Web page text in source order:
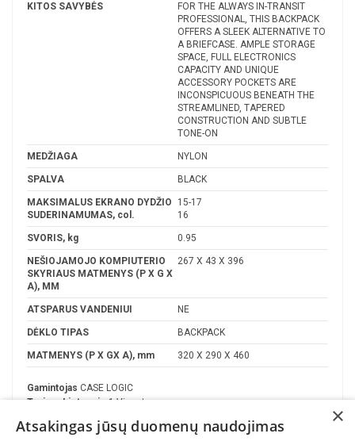
KITOS SAVYBĖS
FOR THE ALWAYS IN-TRANSIT
PROFESSIONAL, THIS BACKPACK
OFFERS A SLEEK ALTERNATIVE TO
A BRIEFCASE. AMPLE STORAGE
SPACE, FULL ELECTRONICS
CAPACITY AND UNIQUE
ACCESSORY POCKETS ARE
INCONSPICUOUS BENEATH THE
STREAMLINED, TAPERED
CONSTRUCTION AND SUBTLE
TONE-ON
MEDŽIAGA NYLON
SPALVA BLACK
MAKSIMALUS EKRANO DYDŽIO
SUDERINAMUMAS, col.
15-17
16
SVORIS, kg 0.95
NEŠIOJAMOJO KOMPIUTERIO
SKYRIAUS MATMENYS (P X G X
A), MM
267 X 43 X 396
ATSPARUS VANDENIUI NE
DĖKLO TIPAS BACKPACK
MATMENYS (P X GX A), mm 320 X 290 X 460
Gamintojas CASE LOGIC
Turime Lietuvoje 1 Vienetas
×
Atsakingas jūsų duomenų naudojimas